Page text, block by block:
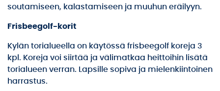
soutamiseen, kalastamiseen ja muuhun eräilyyn.
Frisbeegolf-korit
Kylän torialueella on käytössä frisbeegolf koreja 3
kpl. Koreja voi siirtää ja välimatkaa heittoihin lisätä
torialueen verran. Lapsille sopiva ja mielenkiintoinen
harrastus.